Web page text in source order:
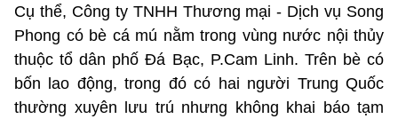
Cụ thể, Công ty TNHH Thương mại - Dịch vụ Song
Phong có bè cá mú nằm trong vùng nước nội thủy
thuộc tổ dân phố Đá Bạc, P.Cam Linh. Trên bè có
bốn lao động, trong đó có hai người Trung Quốc
thường xuyên lưu trú nhưng không khai báo tạm